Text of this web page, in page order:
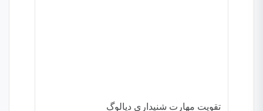
تقویت مهارت شنیداری دیالوگ